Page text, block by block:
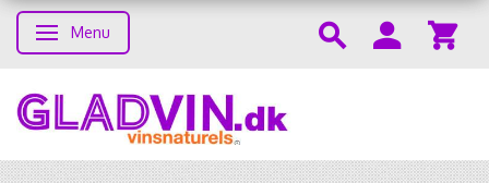
Toggle navigation
Menu